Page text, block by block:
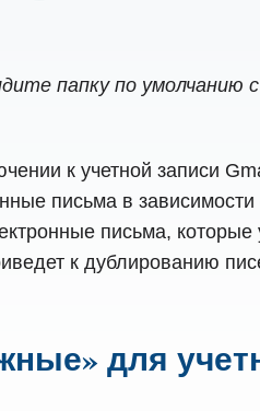
папку по
к учетной записи
письма в
письма,
к дублированию
для